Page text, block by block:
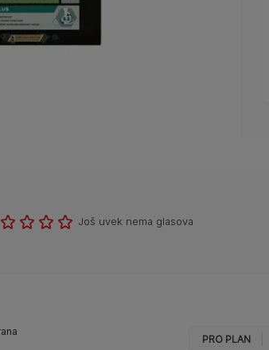
Još uvek nema glasova
PRO PLAN